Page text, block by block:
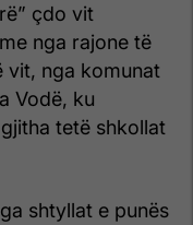
çdo vit
nga rajone të
vit, nga komunat
Vodë, ku
tetë shkollat
shtyllat e punës